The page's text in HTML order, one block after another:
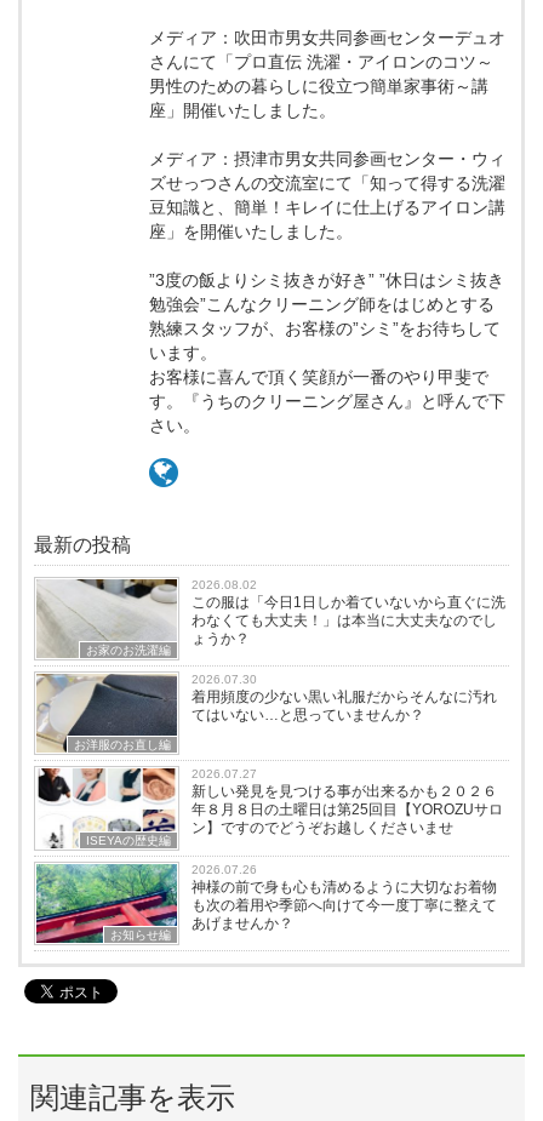
メディア：吹田市男女共同参画センターデュオ
さんにて「プロ直伝 洗濯・アイロンのコツ～
男性のための暮らしに役立つ簡単家事術～講
座」開催いたしました。
メディア：摂津市男女共同参画センター・ウィ
ズせっつさんの交流室にて「知って得する洗濯
豆知識と、簡単！キレイに仕上げるアイロン講
座」を開催いたしました。
”3度の飯よりシミ抜きが好き” ”休日はシミ抜き
勉強会”こんなクリーニング師をはじめとする
熟練スタッフが、お客様の”シミ”をお待ちして
います。
お客様に喜んで頂く笑顔が一番のやり甲斐で
す。『うちのクリーニング屋さん』と呼んで下
さい。
最新の投稿
お家のお洗濯編
2026.08.02
この服は「今日1日しか着ていないから直ぐに洗
わなくても大丈夫！」は本当に大丈夫なのでし
ょうか？
お洋服のお直し編
2026.07.30
着用頻度の少ない黒い礼服だからそんなに汚れ
てはいない…と思っていませんか？
ISEYAの歴史編
2026.07.27
新しい発見を見つける事が出来るかも２０２６
年８月８日の土曜日は第25回目【YOROZUサロ
ン】ですのでどうぞお越しくださいませ
お知らせ編
2026.07.26
神様の前で身も心も清めるように大切なお着物
も次の着用や季節へ向けて今一度丁寧に整えて
あげませんか？
関連記事を表示